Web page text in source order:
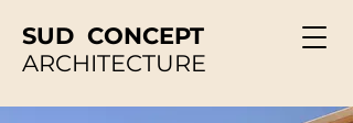
SUD CONCEPT
ARCHITECTURE